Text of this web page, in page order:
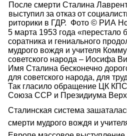
После смерти Сталина
выступил за отказ от
риторики в ГДР. Фото © РИА
5 марта 1953 года «перестало
соратника и гениального
мудрого вождя и учителя
советского народа – Иосифа
Имя Сталина бесконечно
для советского народа, для
Так гласило обращение ЦК
Союза ССР и Президиума
Сталинская система
смерти мудрого вождя и